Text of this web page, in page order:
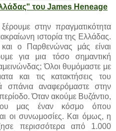
του James Heneage
στην πραγματικότητα
ιστορία της Ελλάδας.
ο Παρθενώνας μάς είναι
για μια τόσο σημαντική
Όλοι θυμόμαστε με
και τις κατακτήσεις του
σπάνια αναφερόμαστε στην
Όταν ακούμε Βυζάντιο,
μας έναν κόσμο όπου
οι συνωμοσίες. Και όμως, η
περισσότερα από 1.000